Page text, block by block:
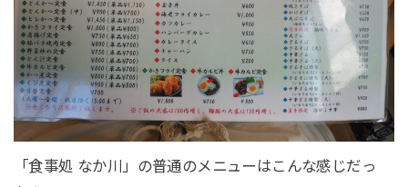
「食事処 なか川」の普通のメニューはこんな感じだっ